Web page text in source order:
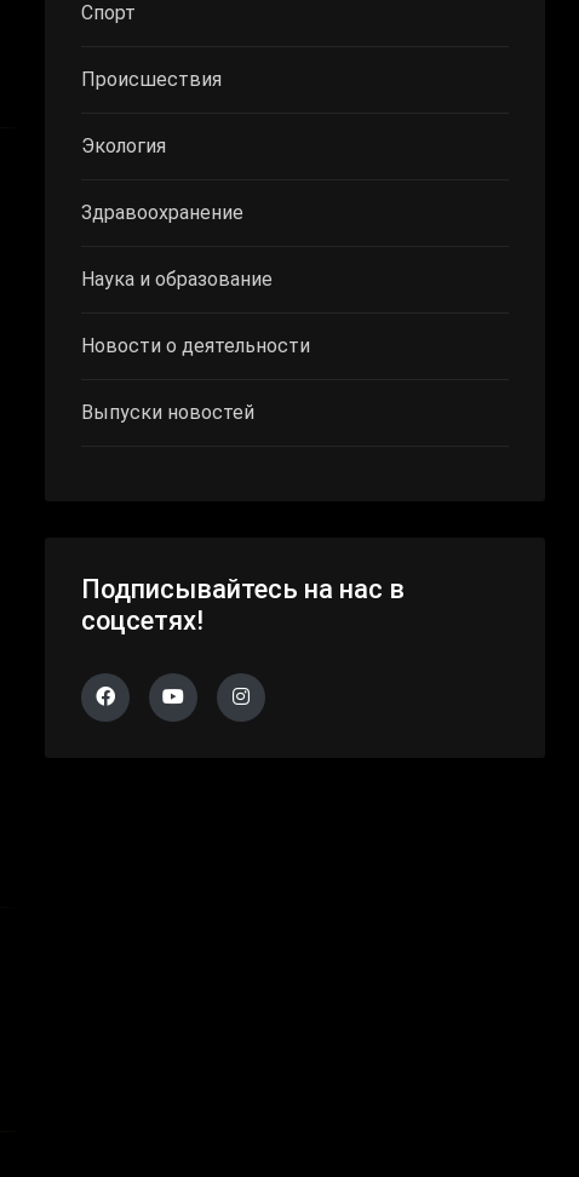
Спорт
Происшествия
Экология
Здравоохранение
Наука и образование
Новости о деятельности
Выпуски новостей
Подписывайтесь на нас в
соцсетях!